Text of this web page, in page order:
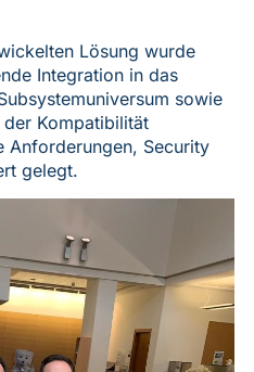
Lösung wurde
Integration in das
sowie
Kompatibilität
Anforderungen, Security
gelegt.